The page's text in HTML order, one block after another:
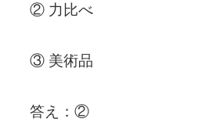
② 力比べ
③ 美術品
答え：②